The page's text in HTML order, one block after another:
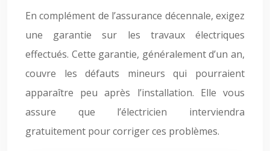
En complément de l’assurance décennale, exigez
une garantie sur les travaux électriques
effectués. Cette garantie, généralement d’un an,
couvre les défauts mineurs qui pourraient
apparaître peu après l’installation. Elle vous
assure que l’électricien interviendra
gratuitement pour corriger ces problèmes.